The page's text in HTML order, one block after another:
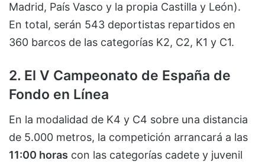
Madrid, País Vasco y la propia Castilla y León).
En total, serán 543 deportistas repartidos en
360 barcos de las categorías K2, C2, K1 y C1.
2. El V Campeonato de España de
Fondo en Línea
En la modalidad de K4 y C4 sobre una distancia
de 5.000 metros, la competición arrancará a las
11:00 horas con las categorías cadete y juvenil